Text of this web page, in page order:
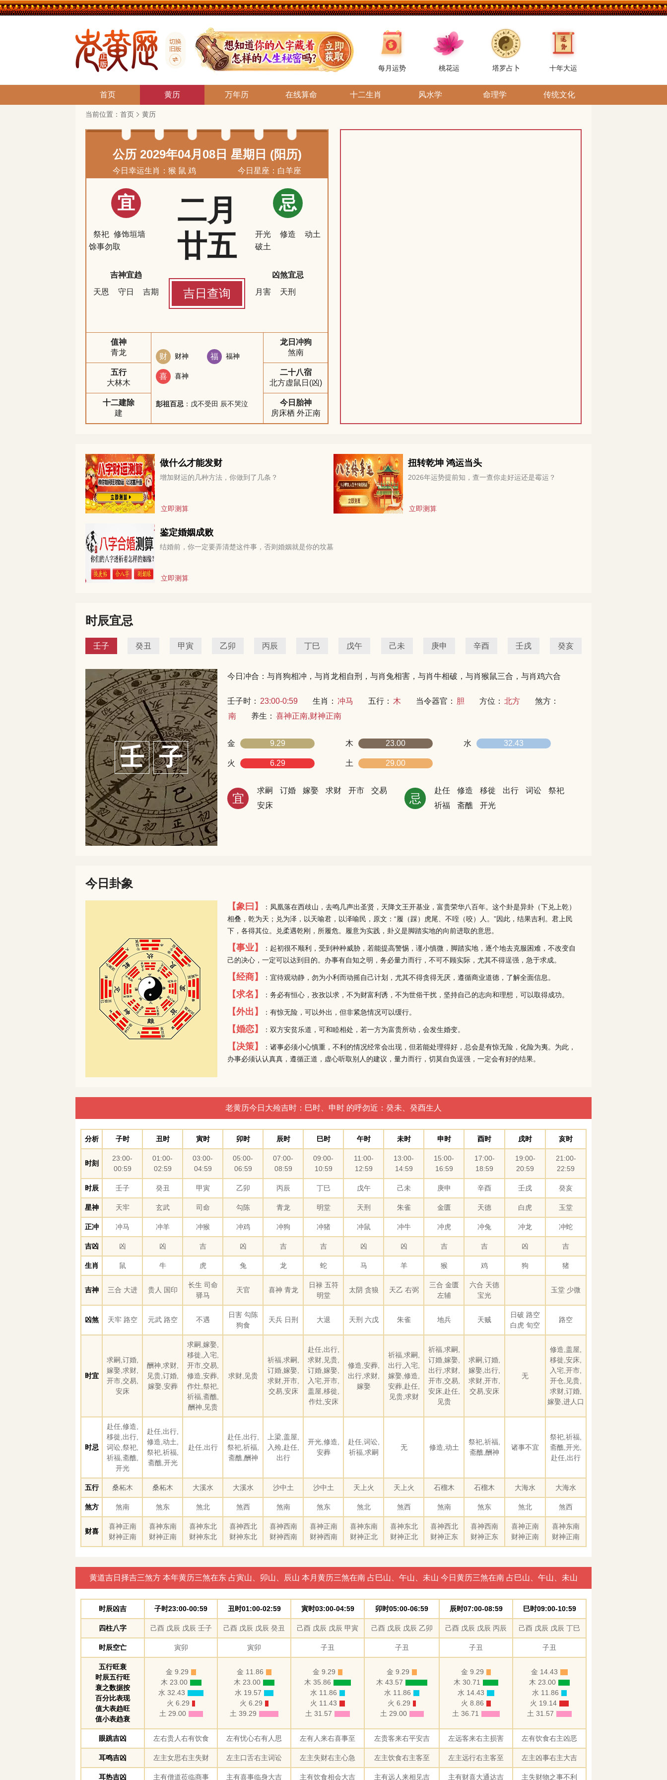
每月运势 桃花运 塔罗占卜 十年大运
首页 黄历 万年历 在线算命 十二生肖 风水学 命理学 传统文化
当前位置： 首页 黄历
公历 2029年04月08日 星期日 (阳历)
今日幸运生肖：猴 鼠 鸡 今日星座：白羊座
宜
祭祀 修饰垣墙
馀事勿取
吉神宜趋
天恩
守日 吉期
二月
廿五
吉日查询
忌
开光 修造
动土
破土
凶煞宜忌
月害
天刑
值神
青龙
五行
大林木
十二建除
建
财 财神 福 福神
喜 喜神
彭祖百忌 ：戊不受田 辰不哭泣
龙日冲狗
煞南
二十八宿
北方虚鼠日(凶)
今日胎神
房床栖 外正南
做什么才能发财
增加财运的几种方法，你做到了几条？
立即测算
扭转乾坤 鸿运当头
2026年运势提前知，查一查你走好运还是霉运？
立即测算
鉴定婚姻成败
结婚前，你一定要弄清楚这件事，否则婚姻就是你的坟墓
立即测算
时辰宜忌
壬子 癸丑 甲寅 乙卯 丙辰 丁巳 戊午 己未 庚申 辛酉 壬戌 癸亥
壬 子
今日冲合：与肖狗相冲，与肖龙相自刑，与肖兔相害，与肖牛相破，与肖猴鼠三合，与肖鸡六合
壬子时： 23:00-0:59 生肖： 冲马 五行： 木 当令器官： 胆 方位： 北方
煞方：
南
养生： 喜神正南,财神正南
金 9.29 木 23.00 水 32.43
火 6.29 土 29.00
宜
求嗣 订婚 嫁娶 求财 开市
交易
安床
忌
赴任 修造 移徙 出行 词讼
祭祀
祈福
斋醮 开光
今日卦象
【象曰】
：凤凰落在西歧山，去鸣几声出圣贤，天降文王开基业，富贵荣华八百年。这个卦是异卦（下兑上乾）
相叠，乾为天；兑为泽，以天喻君，以泽喻民，原文：“履（踩）虎尾、不咥（咬）人。”因此，结果吉利。君上民
下，各得其位。兑柔遇乾刚，所履危。履意为实践，卦义是脚踏实地的向前进取的意思。
【事业】
：起初很不顺利，受到种种威胁，若能提高警惕，谨小慎微，脚踏实地，逐个地去克服困难，不改变自
己的决心，一定可以达到目的。办事有自知之明，务必量力而行，不可不顾实际，尤其不得逞强，急于求成。
【经商】 ：宜待观动静，勿为小利而动摇自己计划，尤其不得贪得无厌，遵循商业道德，了解全面信息。
【求名】 ：务必有恒心，孜孜以求，不为财富利诱，不为世俗干扰，坚持自己的志向和理想，可以取得成功。
【外出】 ：有惊无险，可以外出，但非紧急情况可以缓行。
【婚恋】 ：双方安贫乐道，可和睦相处，若一方为富贵所动，会发生婚变。
【决策】
：诸事必须小心慎重，不利的情况经常会出现，但若能处理得好，总会是有惊无险，化险为夷。为此，
办事必须认认真真，遵循正道，虚心听取别人的建议，量力而行，切莫自负逞强，一定会有好的结果。
老黄历今日大殓吉时：巳时、申时 的呼勿近：癸未、癸酉生人
分析 子时 丑时 寅时 卯时 辰时 巳时 午时 未时 申时 酉时 戌时 亥时
时刻
23:00-
00:59
01:00-
02:59
03:00-
04:59
05:00-
06:59
07:00-
08:59
09:00-
10:59
11:00-
12:59
13:00-
14:59
15:00-
16:59
17:00-
18:59
19:00-
20:59
21:00-
22:59
时辰 壬子 癸丑 甲寅 乙卯 丙辰 丁巳 戊午 己未 庚申 辛酉 壬戌 癸亥
星神 天牢 玄武 司命 勾陈 青龙 明堂 天刑 朱雀 金匮 天德 白虎 玉堂
正冲 冲马 冲羊 冲猴 冲鸡 冲狗 冲猪 冲鼠 冲牛 冲虎 冲兔 冲龙 冲蛇
吉凶 凶 凶 吉 凶 吉 吉 凶 凶 吉 吉 凶 吉
生肖 鼠 牛 虎 兔 龙 蛇 马 羊 猴 鸡 狗 猪
吉神 三合 大进 贵人 国印
长生 司命
驿马
天官 喜神 青龙
日禄 五符
明堂
太阴 贪狼 天乙 右弼
三合 金匮
左辅
六合 天德
宝光
玉堂 少微
凶煞 天牢 路空 元武 路空 不遇
日害 勾陈
狗食
天兵 日刑 大退 天刑 六戊 朱雀 地兵 天贼
日破 路空
白虎 旬空
路空
时宜
求嗣,订婚,
嫁娶,求财,
开市,交易,
安床
酬神,求财,
见贵,订婚,
嫁娶,安葬
求嗣,嫁娶,
移徙,入宅,
开市,交易,
修造,安葬,
作灶,祭祀,
祈福,斋醮,
酬神,见贵
求财,见贵
祈福,求嗣,
订婚,嫁娶,
求财,开市,
交易,安床
赴任,出行,
求财,见贵,
订婚,嫁娶,
入宅,开市,
盖屋,移徙,
作灶,安床
修造,安葬,
出行,求财,
嫁娶
祈福,求嗣,
出行,入宅,
嫁娶,修造,
安葬,赴任,
见贵,求财
祈福,求嗣,
订婚,嫁娶,
出行,求财,
开市,交易,
安床,赴任,
见贵
求嗣,订婚,
嫁娶,出行,
求财,开市,
交易,安床
无
修造,盖屋,
移徙,安床,
入宅,开市,
开仓,见贵,
求财,订婚,
嫁娶,进人口
时忌
赴任,修造,
移徙,出行,
词讼,祭祀,
祈福,斋醮,
开光
赴任,出行,
修造,动土,
祭祀,祈福,
斋醮,开光
赴任,出行
赴任,出行,
祭祀,祈福,
斋醮,酬神
上梁,盖屋,
入殓,赴任,
出行
开光,修造,
安葬
赴任,词讼,
祈福,求嗣
无 修造,动土
祭祀,祈福,
斋醮,酬神
诸事不宜
祭祀,祈福,
斋醮,开光,
赴任,出行
五行 桑柘木 桑柘木 大溪水 大溪水 沙中土 沙中土 天上火 天上火 石榴木 石榴木 大海水 大海水
煞方 煞南 煞东 煞北 煞西 煞南 煞东 煞北 煞西 煞南 煞东 煞北 煞西
财喜
喜神正南
财神正南
喜神东南
财神正南
喜神东北
财神东北
喜神西北
财神东北
喜神西南
财神西南
喜神正南
财神西南
喜神东南
财神正北
喜神东北
财神正北
喜神西北
财神正东
喜神西南
财神正东
喜神正南
财神正南
喜神东南
财神正南
黄道吉日择吉三煞方 本年黄历三煞在东 占寅山、卯山、辰山 本月黄历三煞在南 占巳山、午山、未山 今日黄历三煞在南 占巳山、午山、未山
时辰凶吉 子时23:00-00:59 丑时01:00-02:59 寅时03:00-04:59 卯时05:00-06:59 辰时07:00-08:59 巳时09:00-10:59
四柱八字 己酉 戊辰 戊辰 壬子 己酉 戊辰 戊辰 癸丑 己酉 戊辰 戊辰 甲寅 己酉 戊辰 戊辰 乙卯 己酉 戊辰 戊辰 丙辰 己酉 戊辰 戊辰 丁巳
时辰空亡 寅卯 寅卯 子丑 子丑 子丑 子丑
五行旺衰
时辰五行旺
衰之数据按
百分比表现
值大表趋旺
值小表趋衰
金 9.29
木 23.00
水 32.43
火 6.29
土 29.00
金 11.86
木 23.00
水 19.57
火 6.29
土 39.29
金 9.29
木 35.86
水 11.86
火 11.43
土 31.57
金 9.29
木 43.57
水 11.86
火 6.29
土 29.00
金 9.29
木 30.71
水 14.43
火 8.86
土 36.71
金 14.43
木 23.00
水 11.86
火 19.14
土 31.57
眼跳吉凶 左右贵人右有饮食 左有忧心右有人思 左有人来右喜事至 左贵客来右平安吉 左远客来右主损害 左有饮食右主凶恶
耳鸣吉凶 左主女思右主失财 左主口舌右主词讼 左主失财右主心急 左主饮食右主客至 左主远行右主客至 左主凶事右主大吉
耳热吉凶 主有僧道莅临商事 主有喜事临身大吉 主有饮食相会大吉 主有远人来相见吉 主有财喜大通达吉 主失财物之事不利